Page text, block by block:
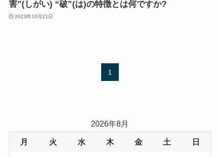
害”(しがい) “破”(は)の特徴とは何ですか?
2023年10月21日
1
2026年8月
月 火 水 木 金 土 日